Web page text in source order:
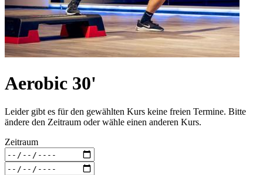
Aerobic 30'
Leider gibt es für den gewählten Kurs keine freien Termine. Bitte
ändere den Zeitraum oder wähle einen anderen Kurs.
Zeitraum